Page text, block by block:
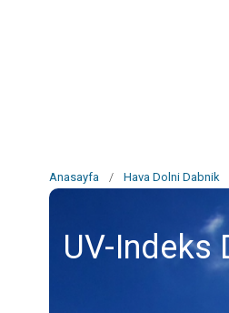
Anasayfa / Hava Dolni Dabnik
UV-Indeks